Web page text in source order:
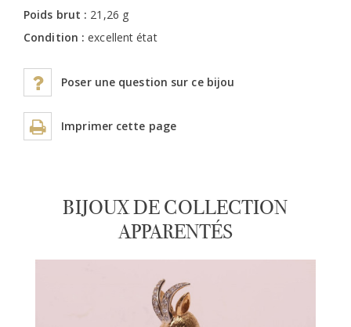
Poids brut : 21,26 g
Condition :excellent état
Poser une question sur ce bijou
Imprimer cette page
BIJOUX DE COLLECTION
APPARENTÉS